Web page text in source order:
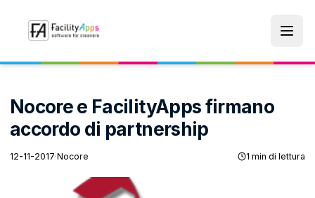
Nocore e FacilityApps firmano
accordo di partnership
12-11-2017·Nocore 1 min di lettura